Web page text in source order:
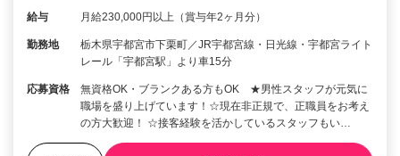
給与 月給230,000円以上（賞与年2ヶ月分）
勤務地
栃木県宇都宮市下栗町／JR宇都宮線・日光線・宇都宮ライト
レール「宇都宮駅」より車15分
応募資格
無資格OK・ブランクある方もOK ★男性スタッフが元気に
職場を盛り上げています！☆現在非正規で、正職員をお考え
の方大歓迎！ ☆接客経験を活かしているスタッフもい…